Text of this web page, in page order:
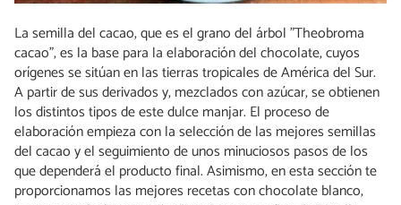
La semilla del cacao, que es el grano del árbol "Theobroma
cacao", es la base para la elaboración del chocolate, cuyos
orígenes se sitúan en las tierras tropicales de América del Sur.
A partir de sus derivados y, mezclados con azúcar, se obtienen
los distintos tipos de este dulce manjar. El proceso de
elaboración empieza con la selección de las mejores semillas
del cacao y el seguimiento de unos minuciosos pasos de los
que dependerá el producto final. Asimismo, en esta sección te
proporcionamos las mejores recetas con chocolate blanco,